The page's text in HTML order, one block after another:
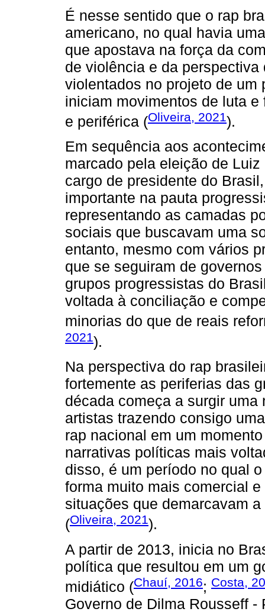
É nesse sentido que o rap
americano, no qual havia
que apostava na força da
de violência e da
violentados no projeto de
iniciam movimentos de luta
e periférica (Oliveira, 2021).
Em sequência aos
marcado pela eleição de
cargo de presidente do
importante na pauta
representando as camadas
sociais que buscavam uma
entanto, mesmo com vários
que se seguiram de
grupos progressistas do
voltada à conciliação e
minorias do que de reais
2021).
Na perspectiva do rap
fortemente as periferias das
década começa a surgir
artistas trazendo consigo
rap nacional em um
narrativas políticas mais
disso, é um período no qual
forma muito mais comercial
situações que demarcavam
(Oliveira, 2021).
A partir de 2013, inicia no
política que resultou em um
midiático (Chauí, 2016; Costa,
Governo de Dilma Rousseff